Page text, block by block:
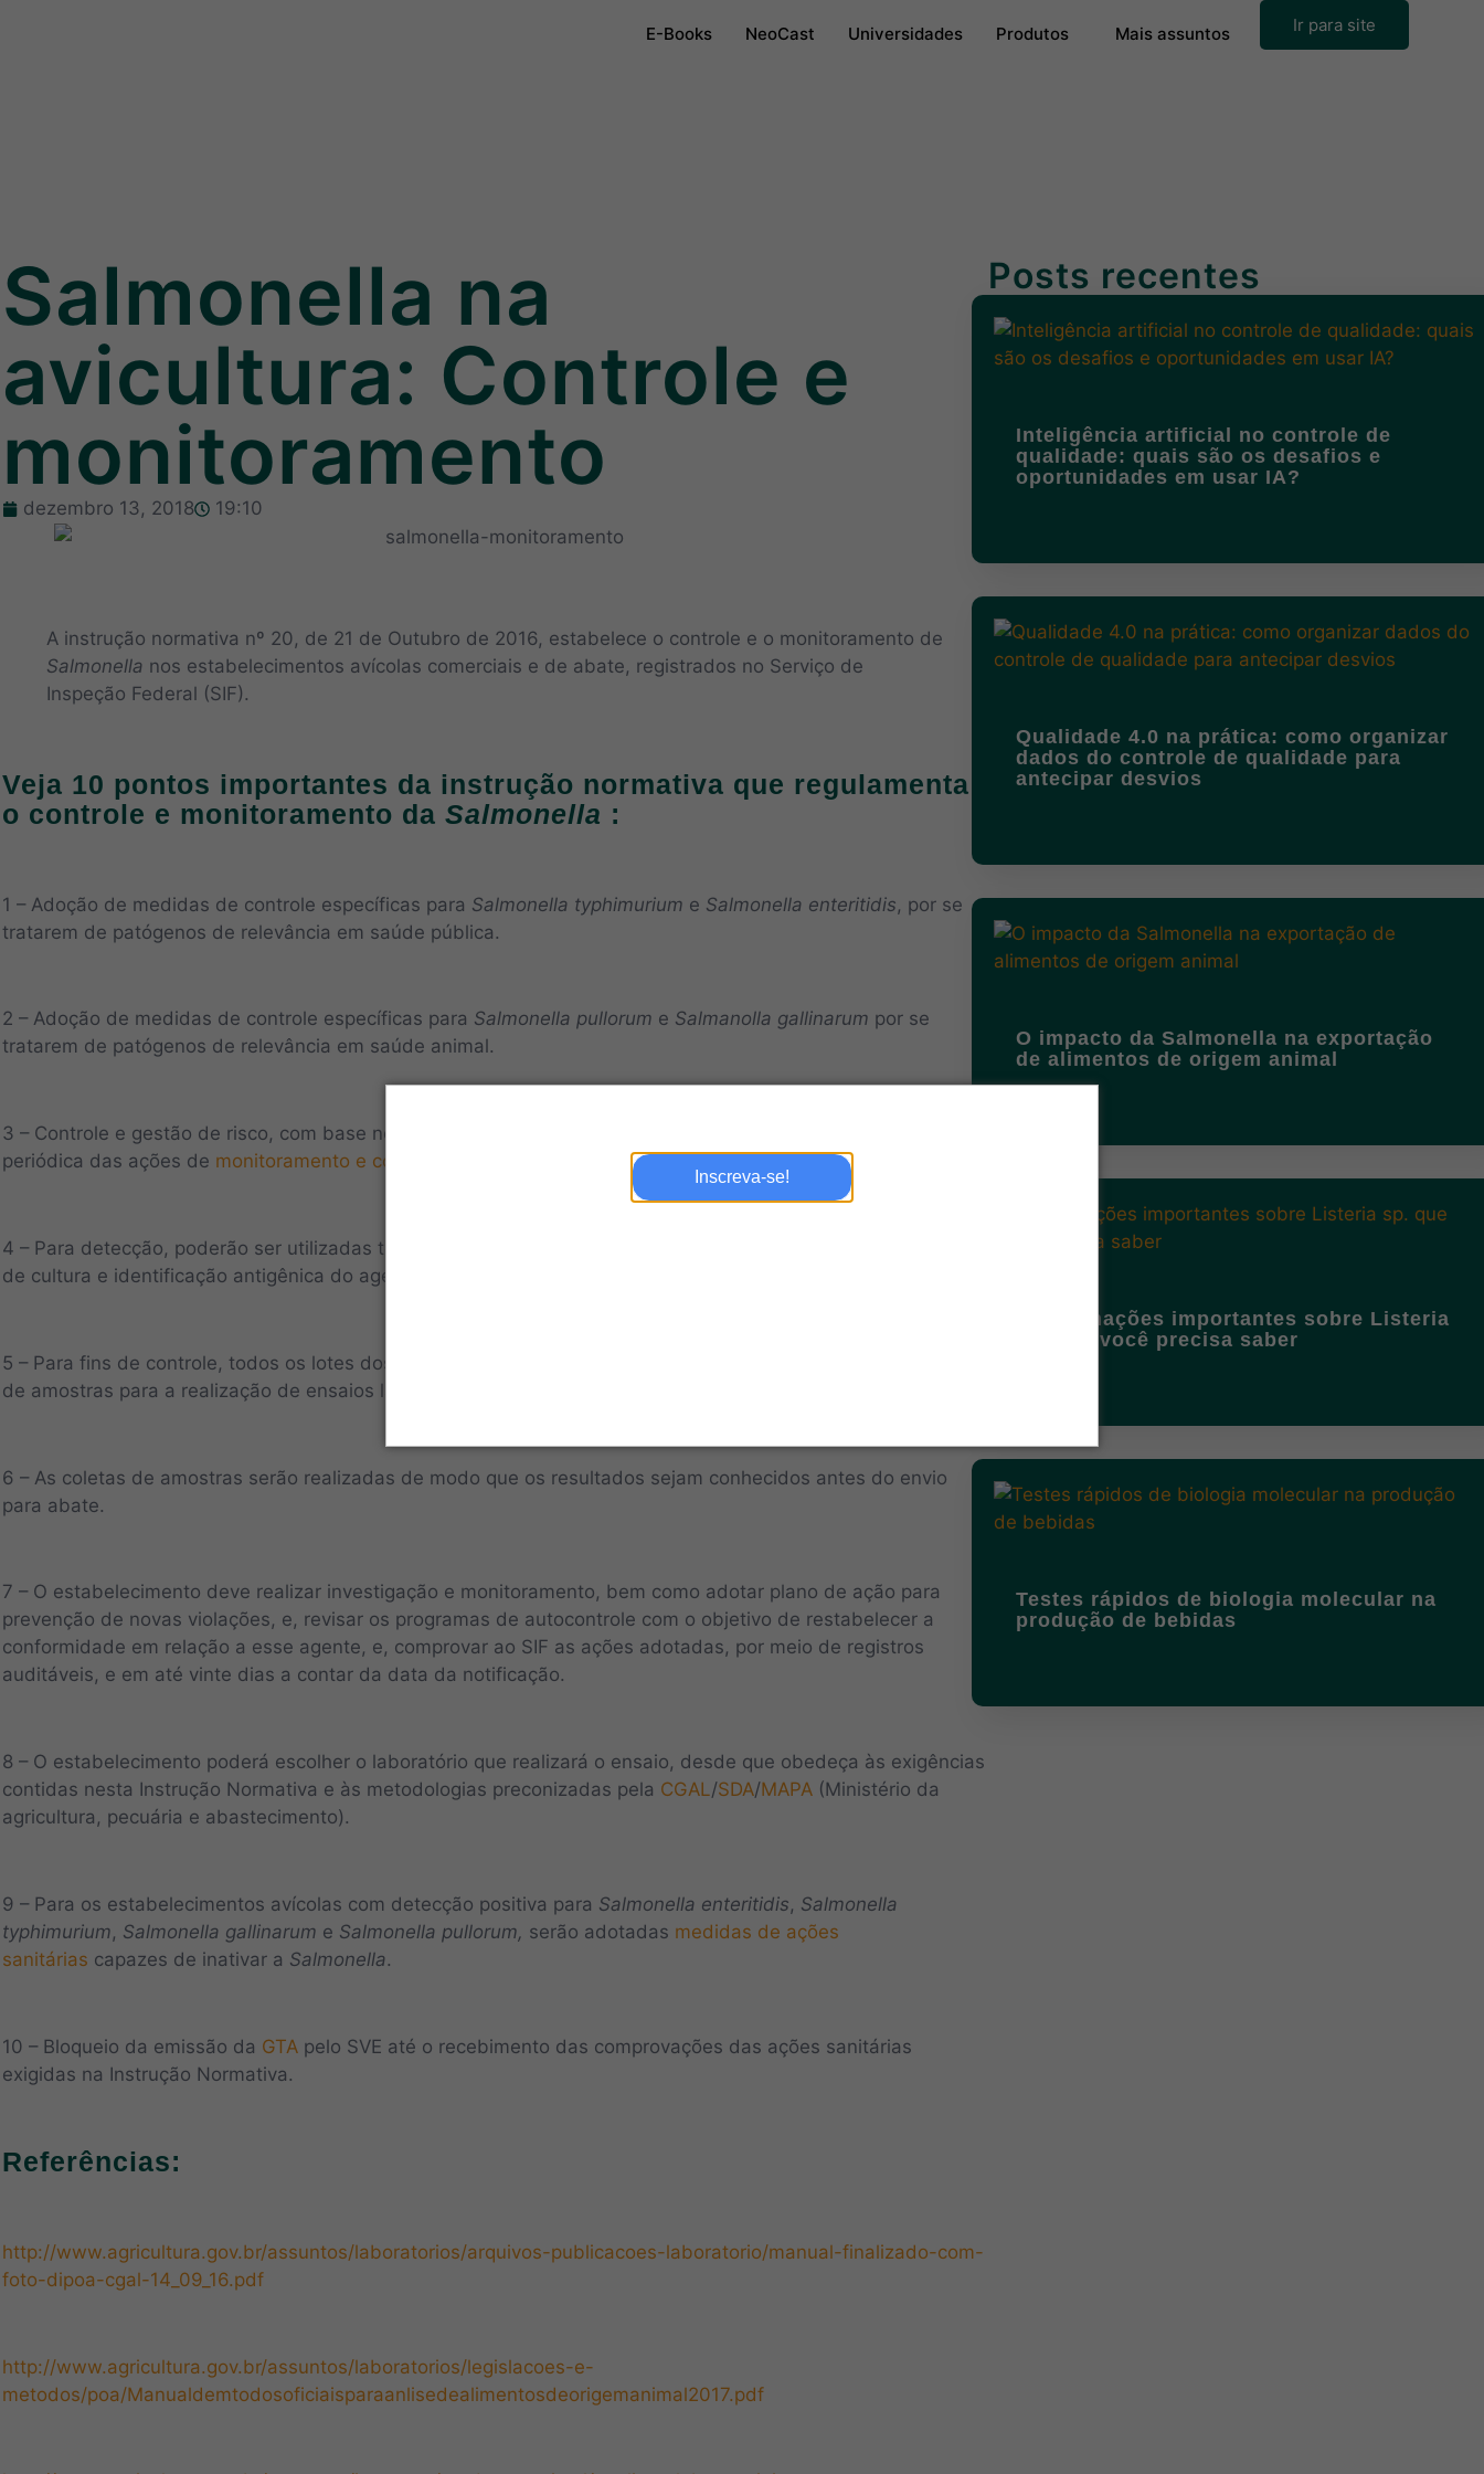
Inscreva-se!
Ir para site
E-Books NeoCast Universidades Produtos Mais assuntos
Salmonella na
avicultura: Controle e
monitoramento
dezembro 13, 2018 19:10
A instrução normativa nº 20, de 21 de Outubro de 2016, estabelece o controle e o monitoramento de
Salmonella nos estabelecimentos avícolas comerciais e de abate, registrados no Serviço de
Inspeção Federal (SIF).
Veja 10 pontos importantes da instrução normativa que regulamenta
o controle e monitoramento da Salmonella :
1 – Adoção de medidas de controle específicas para Salmonella typhimurium e Salmonella enteritidis, por se
tratarem de patógenos de relevância em saúde pública.
2 – Adoção de medidas de controle específicas para Salmonella pullorum e Salmanolla gallinarum por se
tratarem de patógenos de relevância em saúde animal.
3 – Controle e gestão de risco, com base no banco de dados de
periódica das ações de monitoramento e controle.
4 – Para detecção, poderão ser utilizadas técnicas laboratoriais por
de cultura e identificação antigênica do agente.
5 – Para fins de controle, todos os lotes dos estabelecimentos avícolas comerciais serão submetidos a coletas
de amostras para a realização de ensaios laboratoriais para detecção.
6 – As coletas de amostras serão realizadas de modo que os resultados sejam conhecidos antes do envio
para abate.
7 – O estabelecimento deve realizar investigação e monitoramento, bem como adotar plano de ação para
prevenção de novas violações, e, revisar os programas de autocontrole com o objetivo de restabelecer a
conformidade em relação a esse agente, e, comprovar ao SIF as ações adotadas, por meio de registros
auditáveis, e em até vinte dias a contar da data da notificação.
8 – O estabelecimento poderá escolher o laboratório que realizará o ensaio, desde que obedeça às exigências
contidas nesta Instrução Normativa e às metodologias preconizadas pela CGAL/SDA/MAPA (Ministério da
agricultura, pecuária e abastecimento).
9 – Para os estabelecimentos avícolas com detecção positiva para Salmonella enteritidis, Salmonella
typhimurium, Salmonella gallinarum e Salmonella pullorum, serão adotadas medidas de ações
sanitárias capazes de inativar a Salmonella.
10 – Bloqueio da emissão da GTA pelo SVE até o recebimento das comprovações das ações sanitárias
exigidas na Instrução Normativa.
Referências:
http://www.agricultura.gov.br/assuntos/laboratorios/arquivos-publicacoes-laboratorio/manual-finalizado-com-
foto-dipoa-cgal-14_09_16.pdf
http://www.agricultura.gov.br/assuntos/laboratorios/legislacoes-e-
metodos/poa/Manualdemtodosoficiaisparaanlisedealimentosdeorigemanimal2017.pdf
Posts recentes
Inteligência artificial no controle de
qualidade: quais são os desafios e
oportunidades em usar IA?
Qualidade 4.0 na prática: como organizar
dados do controle de qualidade para
antecipar desvios
O impacto da Salmonella na exportação
de alimentos de origem animal
5 informações importantes sobre Listeria
sp. que você precisa saber
Testes rápidos de biologia molecular na
produção de bebidas